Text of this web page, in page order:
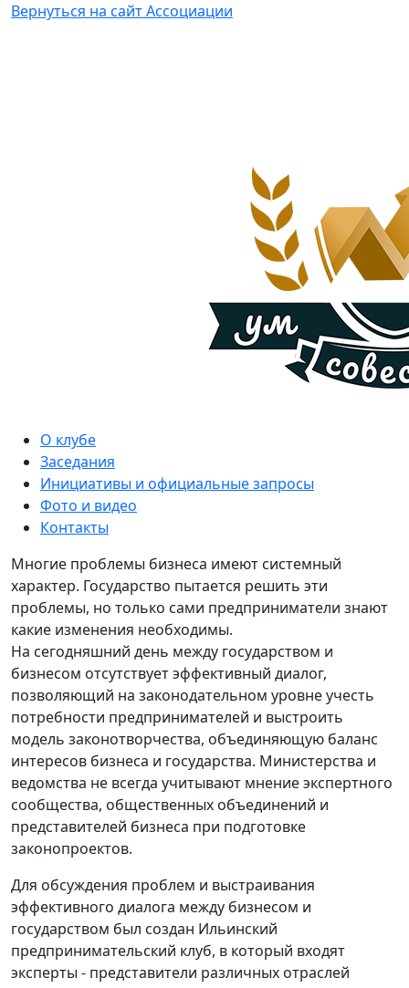
Вернуться на сайт Ассоциации
О клубе
Заседания
Инициативы и официальные запросы
Фото и видео
Контакты
Многие проблемы бизнеса имеют системный
характер. Государство пытается решить эти
проблемы, но только сами предприниматели знают
какие изменения необходимы.
На сегодняшний день между государством и
бизнесом отсутствует эффективный диалог,
позволяющий на законодательном уровне учесть
потребности предпринимателей и выстроить
модель законотворчества, объединяющую баланс
интересов бизнеса и государства. Министерства и
ведомства не всегда учитывают мнение экспертного
сообщества, общественных объединений и
представителей бизнеса при подготовке
законопроектов.
Для обсуждения проблем и выстраивания
эффективного диалога между бизнесом и
государством был создан Ильинский
предпринимательский клуб, в который входят
эксперты - представители различных отраслей